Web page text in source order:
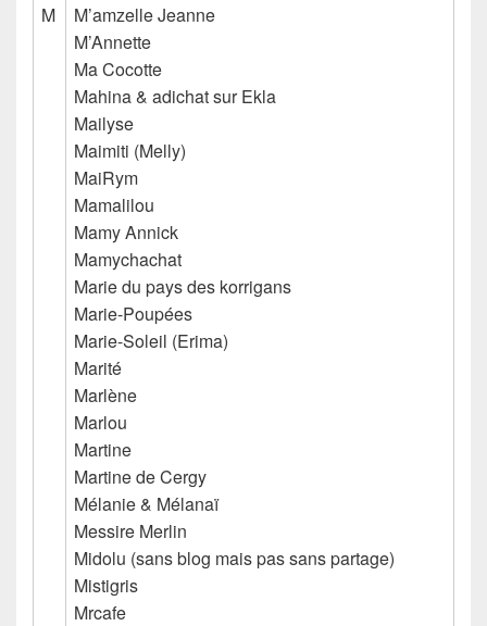
M
M’amzelle Jeanne
M’Annette
Ma Cocotte
Mahina & adichat sur Ekla
Mailyse
Maimiti (Melly)
MaiRym
Mamalilou
Mamy Annick
Mamychachat
Marie du pays des korrigans
Marie-Poupées
Marie-Soleil (Erima)
Marité
Marlène
Marlou
Martine
Martine de Cergy
Mélanie & Mélanaï
Messire Merlin
Midolu (sans blog mais pas sans partage)
Mistigris
Mrcafe